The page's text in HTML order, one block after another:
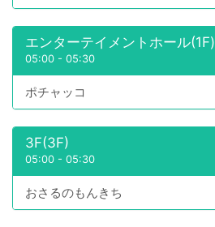
エンターテイメントホール(1F)
05:00 - 05:30
ポチャッコ
3F(3F)
05:00 - 05:30
おさるのもんきち